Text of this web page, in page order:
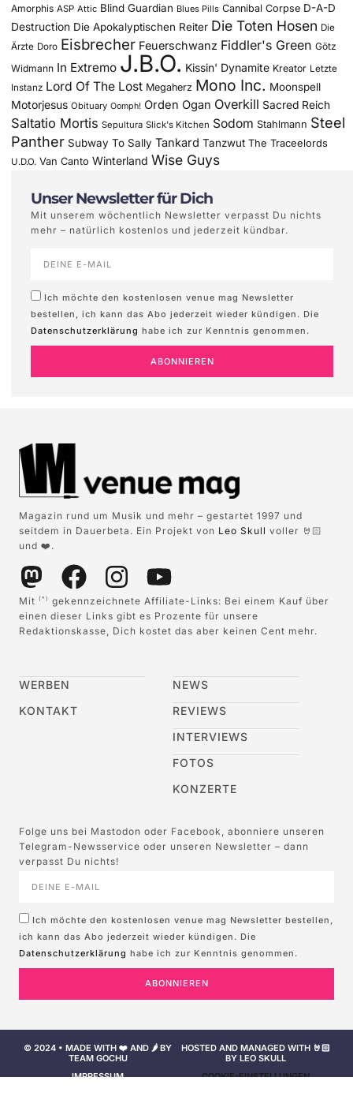
Amorphis ASP Attic Blind Guardian Blues Pills Cannibal Corpse D-A-D
Destruction Die Apokalyptischen Reiter Die Toten Hosen Die
Ärzte Doro Eisbrecher Feuerschwanz Fiddler's Green Götz
Widmann In Extremo J.B.O. Kissin' Dynamite Kreator Letzte
Instanz Lord Of The Lost Megaherz Mono Inc. Moonspell
Motorjesus Obituary Oomph! Orden Ogan Overkill Sacred Reich
Saltatio Mortis Sepultura Slick's Kitchen Sodom Stahlmann Steel
Panther Subway To Sally Tankard Tanzwut The Traceelords
U.D.O. Van Canto Winterland Wise Guys
Unser Newsletter für Dich
Mit unserem wöchentlich Newsletter verpasst Du nichts
mehr – natürlich kostenlos und jederzeit kündbar.
Ich möchte den kostenlosen venue mag Newsletter
bestellen, ich kann das Abo jederzeit wieder kündigen. Die
Datenschutzerklärung habe ich zur Kenntnis genommen.
ABONNIEREN
Magazin rund um Musik und mehr – gestartet 1997 und
seitdem in Dauerbeta. Ein Projekt von Leo Skull voller 🤘🏻
und ❤️.
Mit (*)
gekennzeichnete Affiliate-Links: Bei einem Kauf über
einen dieser Links gibt es Prozente für unsere
Redaktionskasse, Dich kostet das aber keinen Cent mehr.
WERBEN
KONTAKT
NEWS
REVIEWS
INTERVIEWS
FOTOS
KONZERTE
Folge uns bei Mastodon oder Facebook, abonniere unseren
Telegram-Newsservice oder unseren Newsletter – dann
verpasst Du nichts!
Ich möchte den kostenlosen venue mag Newsletter bestellen,
ich kann das Abo jederzeit wieder kündigen. Die
Datenschutzerklärung habe ich zur Kenntnis genommen.
ABONNIEREN
© 2024 • MADE WITH ❤️ AND 🌶️ BY
TEAM GOCHU
HOSTED AND MANAGED WITH 🤘🏻
BY LEO SKULL
IMPRESSUM
COOKIE-EINSTELLUNGEN